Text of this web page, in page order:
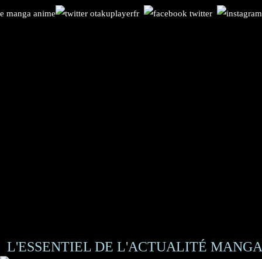
L'ESSENTIEL DE L'ACTUALITÉ